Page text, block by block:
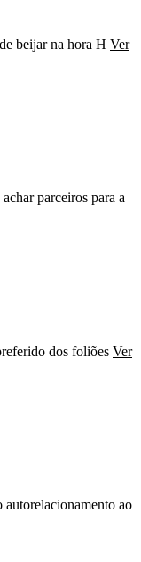
beijar na hora H Ver
parceiros para a
dos foliões Ver
ao